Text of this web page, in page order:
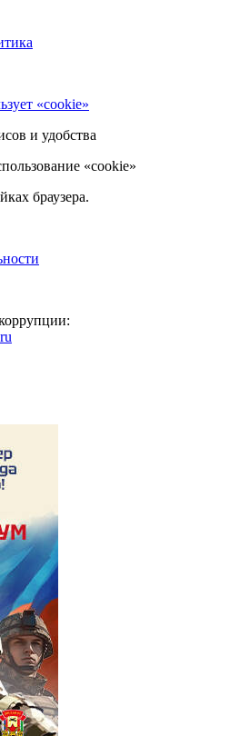
«cookie»
и удобства
«cookie»
браузера.